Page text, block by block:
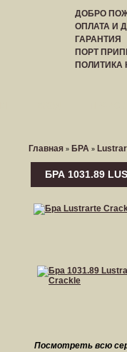
ДОБРО
ОПЛАТА И
ГАРАНТИЯ
ПОРТ
Главная » БРА »
БРА 1031.89
Посмотреть всю